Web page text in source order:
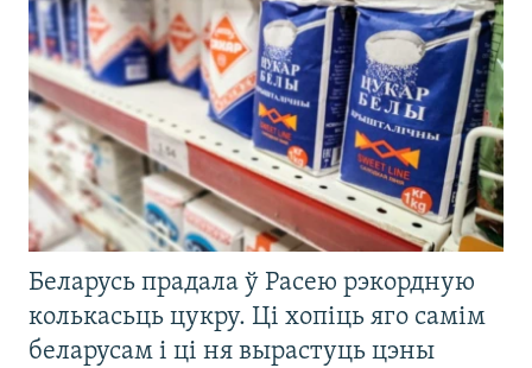
Беларусь прадала ў Расею рэкордную
колькасьць цукру. Ці хопіць яго самім
беларусам і ці ня вырастуць цэны